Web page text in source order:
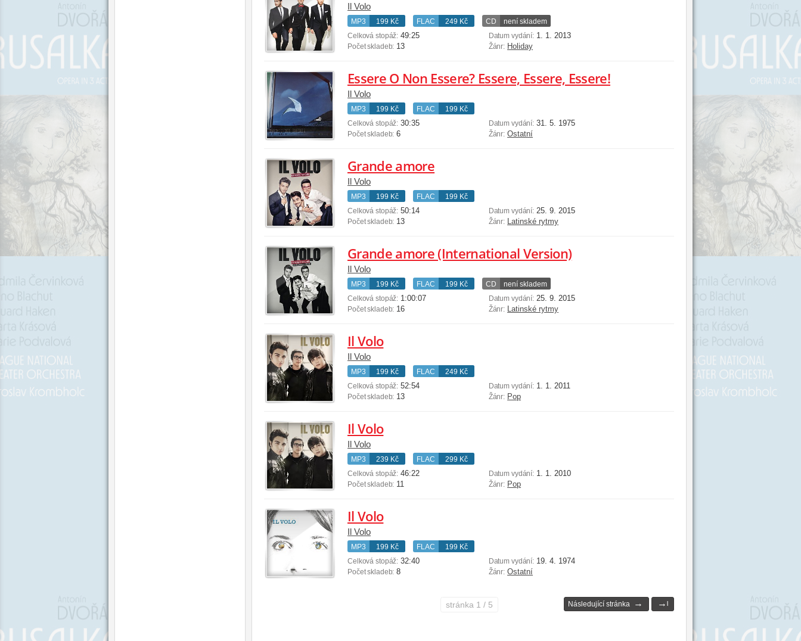
Il Volo
MP3 199 Kč FLAC 249 Kč CD
není skladem
Celková stopáž: 49:25
Počet skladeb: 13
Datum vydání: 1. 1. 2013
Žánr: Holiday
Essere O Non Essere? Essere, Essere, Essere!
Il Volo
MP3 199 Kč FLAC
199 Kč
Celková stopáž: 30:35
Počet skladeb: 6
Datum vydání: 31. 5. 1975
Žánr: Ostatní
Grande amore
Il Volo
MP3 199 Kč FLAC
199 Kč
Celková stopáž: 50:14
Počet skladeb: 13
Datum vydání: 25. 9. 2015
Žánr: Latinské rytmy
Grande amore (International Version)
Il Volo
MP3 199 Kč FLAC 199 Kč CD
není skladem
Celková stopáž: 1:00:07
Počet skladeb: 16
Datum vydání: 25. 9. 2015
Žánr: Latinské rytmy
Il Volo
Il Volo
MP3 199 Kč FLAC
249 Kč
Celková stopáž: 52:54
Počet skladeb: 13
Datum vydání: 1. 1. 2011
Žánr: Pop
Il Volo
Il Volo
MP3 239 Kč FLAC
299 Kč
Celková stopáž: 46:22
Počet skladeb: 11
Datum vydání: 1. 1. 2010
Žánr: Pop
Il Volo
Il Volo
MP3 199 Kč FLAC
199 Kč
Celková stopáž: 32:40
Počet skladeb: 8
Datum vydání: 19. 4. 1974
Žánr: Ostatní
stránka 1 / 5 Následující stránka → →